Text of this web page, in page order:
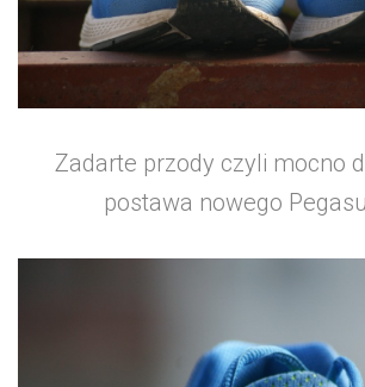
Zadarte przody czyli mocno
postawa nowego